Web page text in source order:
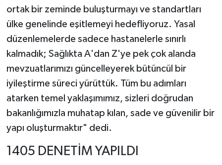
ortak bir zeminde buluşturmayı ve standartları
ülke genelinde eşitlemeyi hedefliyoruz. Yasal
düzenlemelerde sadece hastanelerle sınırlı
kalmadık; Sağlıkta A'dan Z'ye pek çok alanda
mevzuatlarımızı güncelleyerek bütüncül bir
iyileştirme süreci yürüttük. Tüm bu adımları
atarken temel yaklaşımımız, sizleri doğrudan
bakanlığımızla muhatap kılan, sade ve güvenilir bir
yapı oluşturmaktır" dedi.
1405 DENETİM YAPILDI